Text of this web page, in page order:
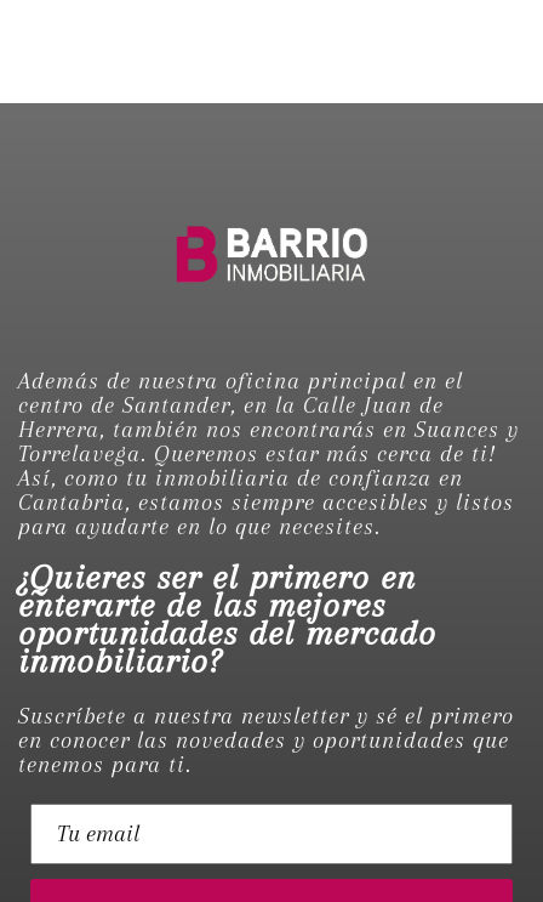
Además de nuestra oficina principal en el
centro de Santander, en la Calle Juan de
Herrera, también nos encontrarás en Suances y
Torrelavega. Queremos estar más cerca de ti!
Así, como tu inmobiliaria de confianza en
Cantabria, estamos siempre accesibles y listos
para ayudarte en lo que necesites.
¿Quieres ser el primero en
enterarte de las mejores
oportunidades del mercado
inmobiliario?
Suscríbete a nuestra newsletter y sé el primero
en conocer las novedades y oportunidades que
tenemos para ti.